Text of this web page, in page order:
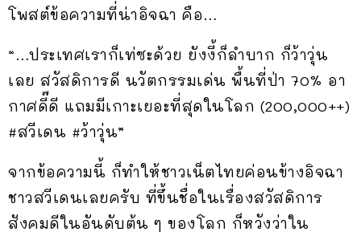
โพสต์ข้อความที่น่าอิจฉา คือ…
“…ประเทศเราก็เท่ซะด้วย ยังงี้ก็ลำบาก ก็ว้าวุ่น
เลย สวัสดิการดี นวัตกรรมเด่น พื้นที่ป่า 70% อา
กาศดี๊ดี แถมมีเกาะเยอะที่สุดในโลก (200,000++)
#สวีเดน #ว้าวุ่น”
จากข้อความนี้ ก็ทำให้ชาวเน็ตไทยค่อนข้างอิจฉา
ชาวสวีเดนเลยครับ ที่ขึ้นชื่อในเรื่องสวัสดิการ
สังคมดีในอันดับต้น ๆ ของโลก ก็หวังว่าใน